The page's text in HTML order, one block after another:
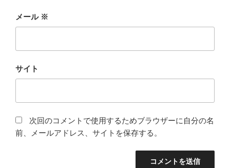
メール ※
サイト
次回のコメントで使用するためブラウザーに自分の名
前、メールアドレス、サイトを保存する。